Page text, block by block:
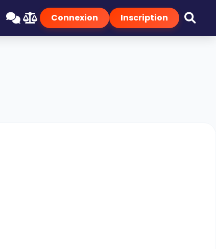
Connexion Inscription